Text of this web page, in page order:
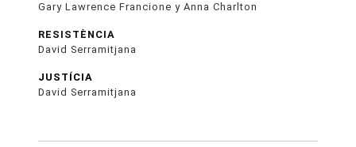
Gary Lawrence Francione y Anna Charlton
RESISTÈNCIA
David Serramitjana
JUSTÍCIA
David Serramitjana